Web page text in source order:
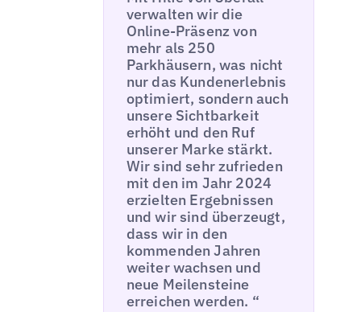
verwalten wir die
Online-Präsenz von
mehr als 250
Parkhäusern, was nicht
nur das Kundenerlebnis
optimiert, sondern auch
unsere Sichtbarkeit
erhöht und den Ruf
unserer Marke stärkt.
Wir sind sehr zufrieden
mit den im Jahr 2024
erzielten Ergebnissen
und wir sind überzeugt,
dass wir in den
kommenden Jahren
weiter wachsen und
neue Meilensteine
erreichen werden. “